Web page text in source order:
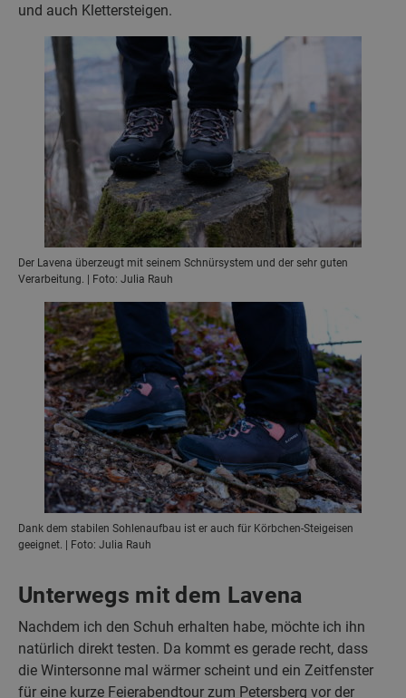
und auch Klettersteigen.
Der Lavena überzeugt mit seinem Schnürsystem und der sehr guten
Verarbeitung. | Foto: Julia Rauh
Dank dem stabilen Sohlenaufbau ist er auch für Körbchen-Steigeisen
geeignet. | Foto: Julia Rauh
Unterwegs mit dem Lavena
Nachdem ich den Schuh erhalten habe, möchte ich ihn
natürlich direkt testen. Da kommt es gerade recht, dass
die Wintersonne mal wärmer scheint und ein Zeitfenster
für eine kurze Feierabendtour zum Petersberg vor der